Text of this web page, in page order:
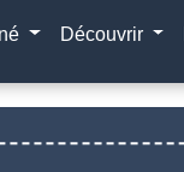
Découvrir